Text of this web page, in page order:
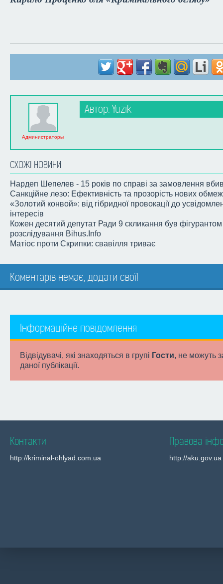
Администраторы
Автор: Yuzik
СХОЖІ НОВИНИ
Нардеп Шепелев - 15 років по справі за замовлення
Санкційне лезо: Ефективність та прозорість нових
«Золотий конвой»: від гібридної провокації до
інтересів
Кожен десятий депутат Ради 9 скликання був
розслідування Bihus.Info
Матіос проти Скрипки: свавілля триває
Коментарів немає, додати свої!
Інформаційне повідомлення
Відвідувачі, які знаходяться в групі Гости, не можуть
даної публікації.
Контакти
http://kriminal-ohlyad.com.ua
Правова
http://aku.gov.ua